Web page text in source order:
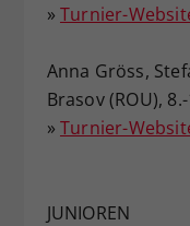
» Turnier-
Anna Gröss,
Brasov (ROU),
» Turnier-
JUNIOREN